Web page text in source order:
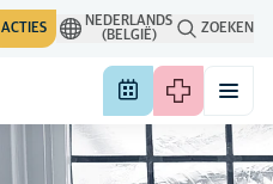
ACTIES
NEDERLANDS
(BELGIË)
ZOEKEN